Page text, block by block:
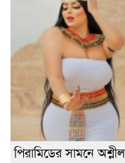
পিরামিডের সামনে